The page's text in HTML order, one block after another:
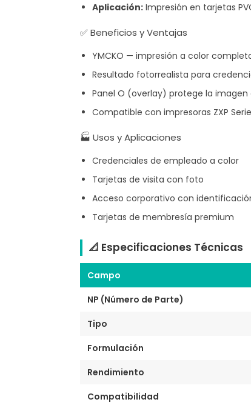
Aplicación: Impresión en tarjetas
✅ Beneficios y Ventajas
YMCKO — impresión a color
Resultado fotorrealista para
Panel O (overlay) protege la imagen
Compatible con impresoras ZXP
🏭 Usos y Aplicaciones
Credenciales de empleado a color
Tarjetas de visita con foto
Acceso corporativo con
Tarjetas de membresía premium
📐 Especificaciones Técnicas
Campo
NP (Número de Parte)
Tipo
Formulación
Rendimiento
Compatibilidad